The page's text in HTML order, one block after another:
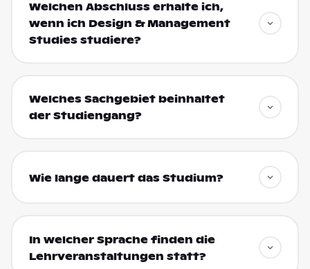
Welchen Abschluss erhalte ich,
wenn ich Design & Management
Studies studiere?
Welches Sachgebiet beinhaltet
der Studiengang?
Wie lange dauert das Studium?
In welcher Sprache finden die
Lehrveranstaltungen statt?